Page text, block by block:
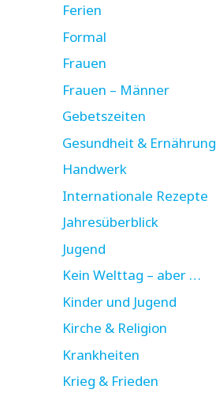
Ferien
Formal
Frauen
Frauen – Männer
Gebetszeiten
Gesundheit & Ernährung
Handwerk
Internationale Rezepte
Jahresüberblick
Jugend
Kein Welttag – aber …
Kinder und Jugend
Kirche & Religion
Krankheiten
Krieg & Frieden